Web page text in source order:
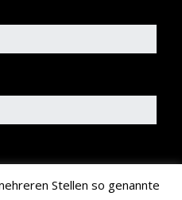
Stellen so genannte